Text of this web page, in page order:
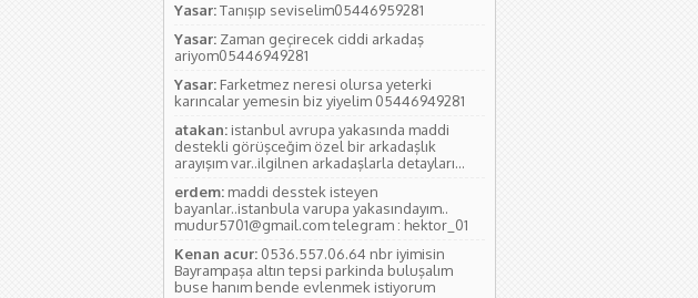
Yasar:Tanışıp seviselim05446959281
Yasar: Zaman geçirecek ciddi arkadaş
ariyom05446949281
Yasar: Farketmez neresi olursa yeterki
karıncalar yemesin biz yiyelim 05446949281
atakan: istanbul avrupa yakasında maddi
destekli görüşceğim özel bir arkadaşlık
arayışım var..ilgilnen arkadaşlarla detayları...
erdem: maddi desstek isteyen
bayanlar..istanbula varupa yakasındayım..
mudur5701@gmail.com telegram : hektor_01
Kenan acur: 0536.557.06.64 nbr iyimisin
Bayrampaşa altın tepsi parkinda buluşalım
buse hanım bende evlenmek istiyorum